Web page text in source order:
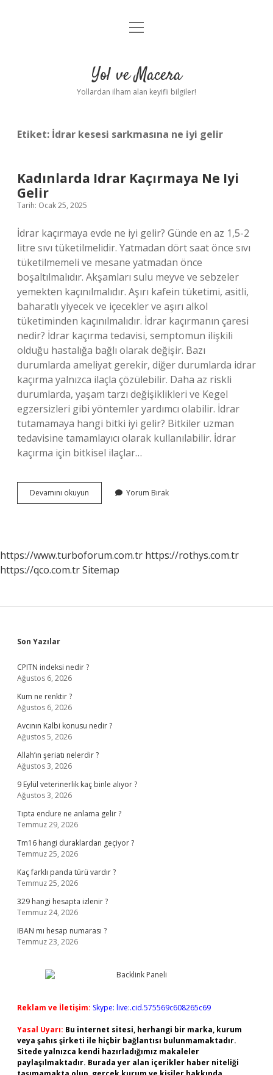
Anasayfa
Yasal Uyarı
menüyü
Yol ve Macera
Yollardan ilham alan keyifli bilgiler!
Etiket: İdrar kesesi sarkmasına ne iyi gelir
Kadınlarda Idrar Kaçırmaya Ne Iyi
Gelir
Tarih: Ocak 25, 2025
İdrar kaçırmaya evde ne iyi gelir? Günde en az 1,5-2
litre sıvı tüketilmelidir. Yatmadan dört saat önce sıvı
tüketilmemeli ve mesane yatmadan önce
boşaltılmalıdır. Akşamları sulu meyve ve sebzeler
yemekten kaçınılmalıdır. Aşırı kafein tüketimi, asitli,
baharatlı yiyecek ve içecekler ve aşırı alkol
tüketiminden kaçınılmalıdır. İdrar kaçırmanın çaresi
nedir? İdrar kaçırma tedavisi, semptomun ilişkili
olduğu hastalığa bağlı olarak değişir. Bazı
durumlarda ameliyat gerekir, diğer durumlarda idrar
kaçırma yalnızca ilaçla çözülebilir. Daha az riskli
durumlarda, yaşam tarzı değişiklikleri ve Kegel
egzersizleri gibi yöntemler yardımcı olabilir. İdrar
tutamamaya hangi bitki iyi gelir? Bitkiler uzman
tedavisine tamamlayıcı olarak kullanılabilir. İdrar
kaçırma için bitkisel ilaçlar…
Devamını okuyun Kadınlarda
Idrar
Yorum Bırak
https://www.turboforum.com.tr https://rothys.com.tr
https://qco.com.trSitemap
Sidebar
Son Yazılar
CPITN indeksi nedir ?
Ağustos 6, 2026
Kum ne renktir ?
Ağustos 6, 2026
Avcının Kalbi konusu nedir ?
Ağustos 5, 2026
Allah’ın şeriatı nelerdir ?
Ağustos 3, 2026
9 Eylül veterinerlik kaç binle alıyor ?
Ağustos 3, 2026
Tıpta endure ne anlama gelir ?
Temmuz 29, 2026
Tm16 hangi duraklardan geçiyor ?
Temmuz 25, 2026
Kaç farklı panda türü vardır ?
Temmuz 25, 2026
329 hangi hesapta izlenir ?
Temmuz 24, 2026
IBAN mı hesap numarası ?
Temmuz 23, 2026
Reklam ve İletişim: Skype: live:.cid.575569c608265c69
Yasal Uyarı: Bu internet sitesi, herhangi bir marka, kurum
veya şahıs şirketi ile hiçbir bağlantısı bulunmamaktadır.
Sitede yalnızca kendi hazırladığımız makaleler
paylaşılmaktadır. Burada yer alan içerikler haber niteliği